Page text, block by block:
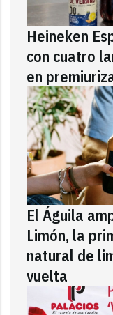
Heineken
con cuatro
en
El Águila
Limón, la
natural de
vuelta